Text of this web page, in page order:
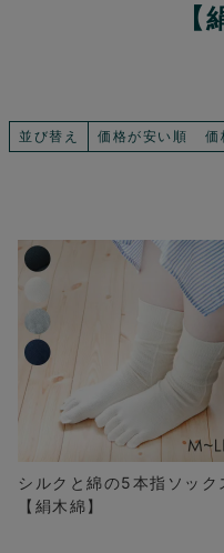
【
並び替え 価格が安い順 価
シルクと綿の5本指ソック
【絹木綿】